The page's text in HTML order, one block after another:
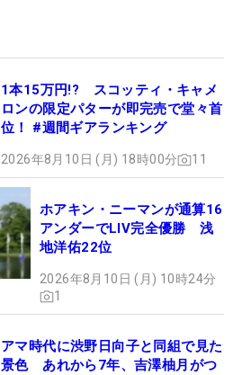
1本15万円!? スコッティ・キャメ
ロンの限定パターが即完売で堂々首
位！ #週間ギアランキング
2026年8月10日 (月) 18時00分 11
ホアキン・ニーマンが通算16
アンダーでLIV完全優勝 浅
地洋佑22位
2026年8月10日 (月) 10時24分
1
アマ時代に渋野日向子と同組で見た
景色 あれから7年、吉澤柚月がつ